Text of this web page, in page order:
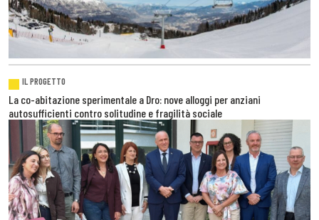
IL PROGETTO
La co-abitazione sperimentale a Dro: nove alloggi per anziani
autosufficienti contro solitudine e fragilità sociale